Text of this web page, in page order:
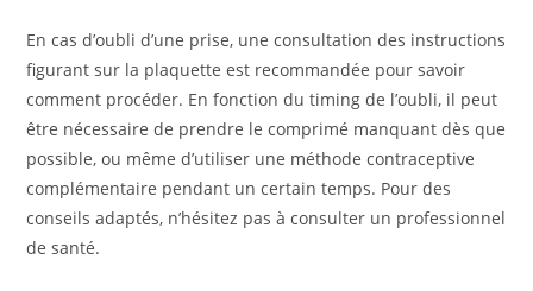
En cas d’oubli d’une prise, une consultation des instructions
figurant sur la plaquette est recommandée pour savoir
comment procéder. En fonction du timing de l’oubli, il peut
être nécessaire de prendre le comprimé manquant dès que
possible, ou même d’utiliser une méthode contraceptive
complémentaire pendant un certain temps. Pour des
conseils adaptés, n’hésitez pas à consulter un professionnel
de santé.